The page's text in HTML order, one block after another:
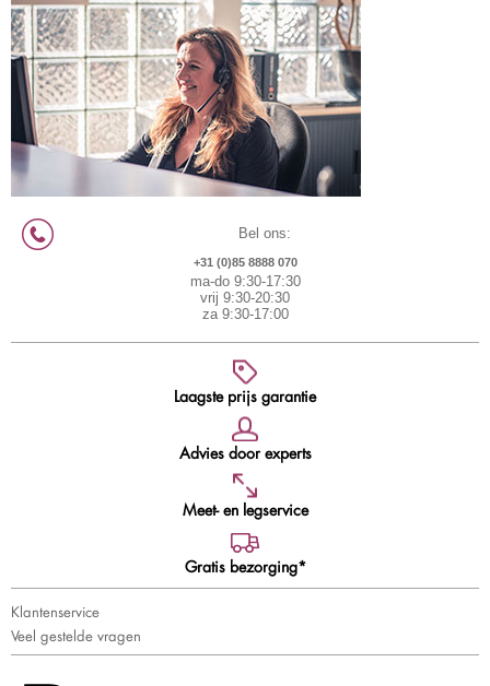
Bel ons:
+31 (0)85 8888 070
ma-do 9:30-17:30
vrij 9:30-20:30
za 9:30-17:00
Laagste prijs garantie
Advies door experts
Meet- en legservice
Gratis bezorging*
Klantenservice
Veel gestelde vragen